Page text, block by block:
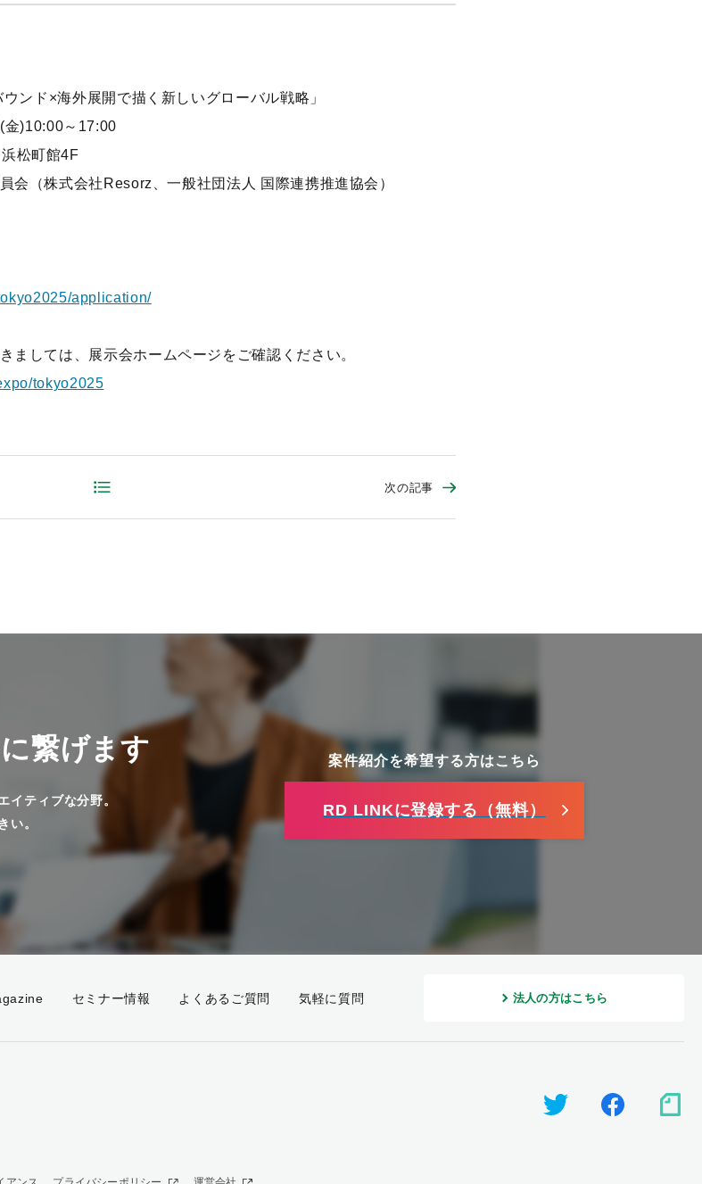
ンド×海外展開で描く新しいグローバル戦略」
金)10:00～17:00
松町館4F
会（株式会社Resorz、一般社団法人 国際連携推進協会）
application/
しては、展示会ホームページをご確認ください。
tokyo2025
次の記事
繋げます
イティブな分野。
い。
案件紹介を希望する方はこちら
RD LINKに登録する（無料）
セミナー情報 よくあるご質問 気軽に質問 法人の方はこちら